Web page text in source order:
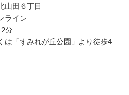
山田６丁目
ライン
分
は「すみれが丘公園」より徒歩4